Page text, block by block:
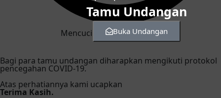
Mencuci tangan dengan sabun
Bagi para tamu undangan diharapkan mengikuti protokol
pencegahan COVID-19.
Atas perhatiannya kami ucapkan
Terima Kasih.
Tamu Undangan
Buka Undangan